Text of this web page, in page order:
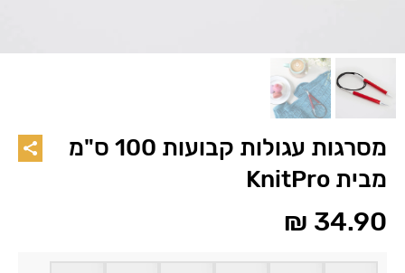
מסרגות עגולות קבועות 100 ס"מ
מבית KnitPro
₪ 34.90